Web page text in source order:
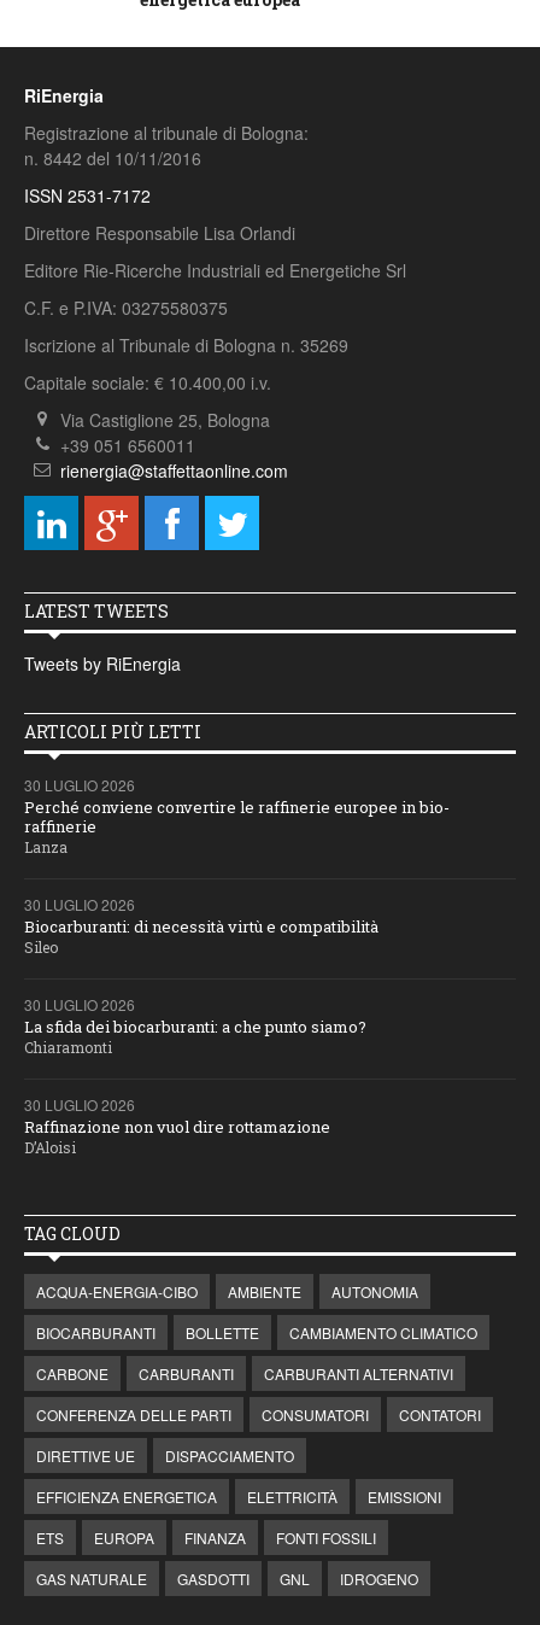
RiEnergia
Registrazione al tribunale di Bologna:
n. 8442 del 10/11/2016
ISSN 2531-7172
Direttore Responsabile Lisa Orlandi
Editore Rie-Ricerche Industriali ed Energetiche Srl
C.F. e P.IVA: 03275580375
Iscrizione al Tribunale di Bologna n. 35269
Capitale sociale: € 10.400,00 i.v.
Via Castiglione 25, Bologna
+39 051 6560011
rienergia@staffettaonline.com
LATEST TWEETS
Tweets by RiEnergia
ARTICOLI PIÙ LETTI
30 LUGLIO 2026
Perché conviene convertire le raffinerie europee in bio-
raffinerie
Lanza
30 LUGLIO 2026
Biocarburanti: di necessità virtù e compatibilità
Sileo
30 LUGLIO 2026
La sfida dei biocarburanti: a che punto siamo?
Chiaramonti
30 LUGLIO 2026
Raffinazione non vuol dire rottamazione
D’Aloisi
TAG CLOUD
ACQUA-ENERGIA-CIBO AMBIENTE
AUTONOMIA
BIOCARBURANTI
BOLLETTE
CAMBIAMENTO CLIMATICO
CARBONE
CARBURANTI
CARBURANTI ALTERNATIVI
CONFERENZA DELLE PARTI
CONSUMATORI
CONTATORI
DIRETTIVE UE
DISPACCIAMENTO
EFFICIENZA ENERGETICA
ELETTRICITÀ
EMISSIONI
ETS
EUROPA FINANZA
FONTI FOSSILI
GAS NATURALE
GASDOTTI GNL IDROGENO